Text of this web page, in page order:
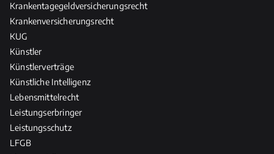
Krankentagegeldversicherungsrecht
Krankenversicherungsrecht
KUG
Künstler
Künstlerverträge
Künstliche Intelligenz
Lebensmittelrecht
Leistungserbringer
Leistungsschutz
LFGB